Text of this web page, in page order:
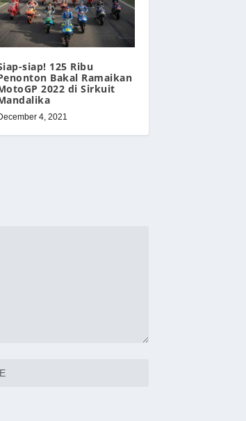
siap! 125 Ribu
Bakal Ramaikan
2022 di Sirkuit
4, 2021